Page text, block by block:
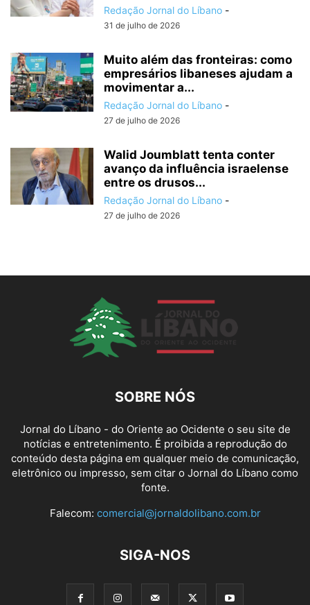
Redação Jornal do Líbano -
31 de julho de 2026
Muito além das fronteiras: como
empresários libaneses ajudam a
movimentar a...
Redação Jornal do Líbano -
27 de julho de 2026
Walid Joumblatt tenta conter
avanço da influência israelense
entre os drusos...
Redação Jornal do Líbano -
27 de julho de 2026
SOBRE NÓS
Jornal do Líbano - do Oriente ao Ocidente o seu site de
notícias e entretenimento. É proibida a reprodução do
conteúdo desta página em qualquer meio de comunicação,
eletrônico ou impresso, sem citar o Jornal do Líbano como
fonte.
Falecom: comercial@jornaldolibano.com.br
SIGA-NOS